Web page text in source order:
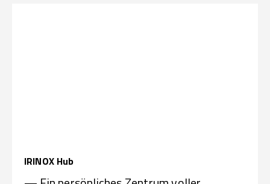
IRINOX Hub